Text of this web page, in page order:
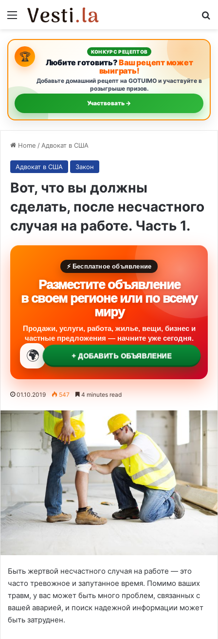
Menu
🏆 КОНКУРС РЕЦЕПТОВ
Любите готовить?Ваш рецепт может
выиграть!
Добавьте домашний рецепт на GOTUIMO и участвуйте в
розыгрыше призов.
Участвовать →
Home / Адвокат в США
Адвокат в США Закон
Вот, что вы должны
сделать, после несчастного
случая на работе. Часть 1.
⚡ Бесплатное объявление
Разместите объявление
в своем регионе или по всему
миру
Продажи, услуги, работа, жилье, вещи, бизнес и
частные предложения — начните уже сегодня.
🌍 + ДОБАВИТЬ ОБЪЯВЛЕНИЕ
01.10.2019 547 4 minutes read
Быть жертвой несчастного случая на работе — это
часто тревожное и запутанное время. Помимо ваших
травм, у вас может быть много проблем, связанных с
вашей аварией, и поиск надежной информации может
быть затруднен.